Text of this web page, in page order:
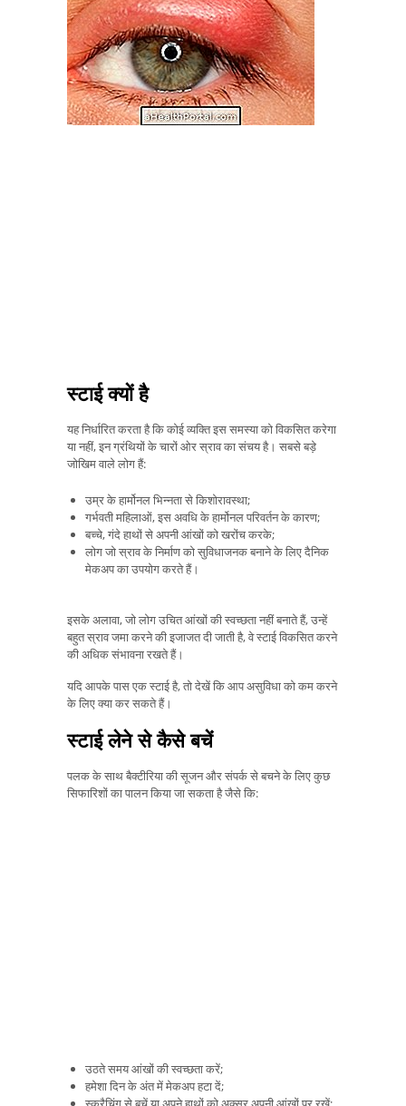
स्टाई क्यों है
यह निर्धारित करता है कि कोई व्यक्ति इस समस्या को विकसित करेगा
या नहीं, इन ग्रंथियों के चारों ओर स्राव का संचय है। सबसे बड़े
जोखिम वाले लोग हैं:
उम्र के हार्मोनल भिन्नता से किशोरावस्था;
गर्भवती महिलाओं, इस अवधि के हार्मोनल परिवर्तन के कारण;
बच्चे, गंदे हाथों से अपनी आंखों को खरोंच करके;
लोग जो स्राव के निर्माण को सुविधाजनक बनाने के लिए दैनिक
मेकअप का उपयोग करते हैं।
इसके अलावा, जो लोग उचित आंखों की स्वच्छता नहीं बनाते हैं, उन्हें
बहुत स्राव जमा करने की इजाजत दी जाती है, वे स्टाई विकसित करने
की अधिक संभावना रखते हैं।
यदि आपके पास एक स्टाई है, तो देखें कि आप असुविधा को कम करने
के लिए क्या कर सकते हैं।
स्टाई लेने से कैसे बचें
पलक के साथ बैक्टीरिया की सूजन और संपर्क से बचने के लिए कुछ
सिफारिशों का पालन किया जा सकता है जैसे कि:
उठते समय आंखों की स्वच्छता करें;
हमेशा दिन के अंत में मेकअप हटा दें;